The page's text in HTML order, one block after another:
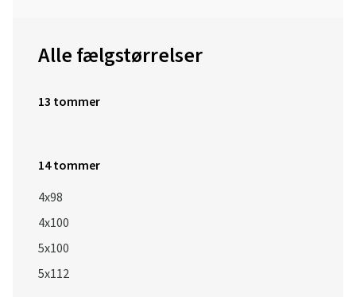
Alle fælgstørrelser
13 tommer
14 tommer
4x98
4x100
5x100
5x112